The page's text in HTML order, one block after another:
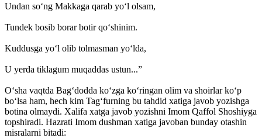
Undan so‘ng Makkaga qarab yo‘l olsam,
Tundek bosib borar botir qo‘shinim.
Kuddusga yo‘l olib tolmasman yo‘lda,
U yerda tiklagum muqaddas ustun...”
O‘sha vaqtda Bag‘dodda ko‘zga ko‘ringan olim va shoirlar ko‘p
bo‘lsa ham, hech kim Tag‘furning bu tahdid xatiga javob yozishga
botina olmaydi. Xalifa xatga javob yozishni Imom Qaffol Shoshiyga
topshiradi. Hazrati Imom dushman xatiga javoban bunday otashin
misralarni bitadi: